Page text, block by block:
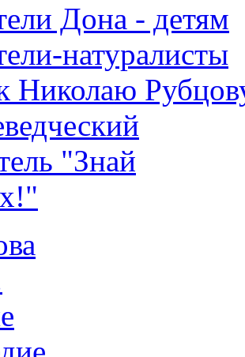
Дона - детям
натуралисты
Николаю